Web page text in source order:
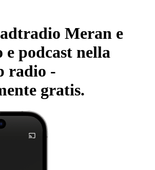
Meran e
podcast nella
radio -
gratis.